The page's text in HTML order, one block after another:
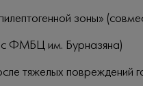
зоны»
с ФМБЦ им. Бурназяна)
тяжелых